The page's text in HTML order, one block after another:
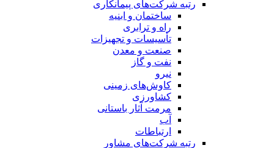
رتبه شرکت‌های پیمانکاری
ساختمان و ابنیه
راه و ترابری
تأسیسات و تجهیزات
صنعت و معدن
نفت و گاز
نیرو
کاوش‌های زمینی
کشاورزی
مرمت آثار باستانی
آب
ارتباطات
رتبه شرکت‌های مشاور